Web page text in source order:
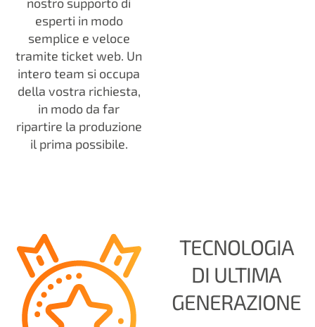
esperti in modo
semplice e veloce
tramite ticket web. Un
intero team si occupa
della vostra richiesta,
in modo da far
ripartire la produzione
il prima possibile.
TECNOLOGIA
DI ULTIMA
GENERAZIONE